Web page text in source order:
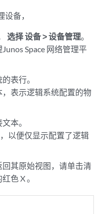
备，
选择 设备 > 设备管理。
Space 网络管理平
表行。
表示逻辑系统配置的物
本。
以便仅显示配置了逻辑
其原始视图，请单击清
色 X 。